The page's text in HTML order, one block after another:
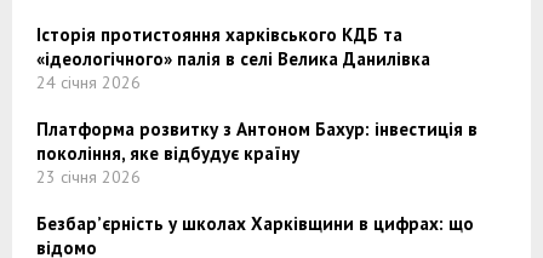
Історія протистояння харківського КДБ та
«ідеологічного» палія в селі Велика Данилівка
24 січня 2026
Платформа розвитку з Антоном Бахур: інвестиція в
покоління, яке відбудує країну
23 січня 2026
Безбар’єрність у школах Харківщини в цифрах: що
відомо